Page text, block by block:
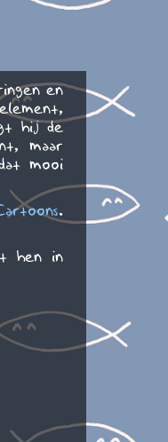
en
hij de
maar
mooi
.
hen in